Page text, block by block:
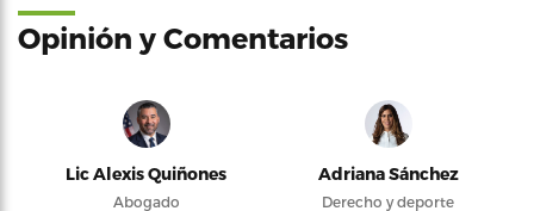
Opinión y Comentarios
Lic Alexis Quiñones
Abogado
Adriana Sánchez
Derecho y deporte